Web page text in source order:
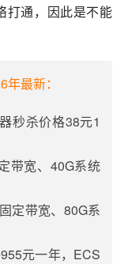
打通，因此是不能
年最新：
秒杀价格38元1
带宽、40G系统
定带宽、80G系
元一年，ECS